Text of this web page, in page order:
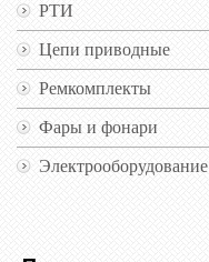
РТИ
Цепи приводные
Ремкомплекты
Фары и фонари
Электрооборудование